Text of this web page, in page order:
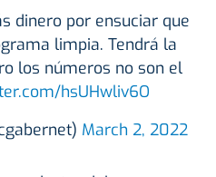
dinero por ensuciar que
limpia. Tendrá la
los números no son el
hsUHwliv6O
March 2, 2022